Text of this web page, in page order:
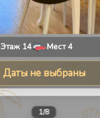
Этаж 14 Мест4
Даты не выбраны
1/8